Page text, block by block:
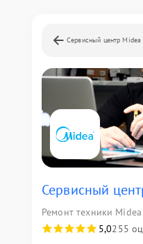
Сервисный центр Midea
Сервисный
Ремонт техники Midea
5,0255